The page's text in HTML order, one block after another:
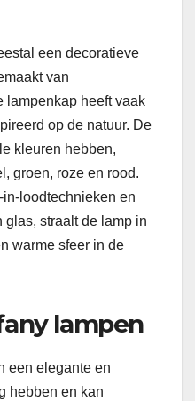
een decoratieve
van
lampenkap heeft vaak
op de natuur. De
kleuren hebben,
groen, roze en rood.
loodtechnieken en
straalt de lamp in
warme sfeer in de
lampen
een elegante en
hebben en kan